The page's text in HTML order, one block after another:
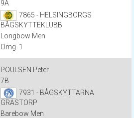
9A
7865 - HELSINGBORGS
BÅGSKYTTEKLUBB
Longbow Men
Omg. 1
POULSEN Peter
7B
7931 - BÅGSKYTTARNA
GRÄSTORP
Barebow Men